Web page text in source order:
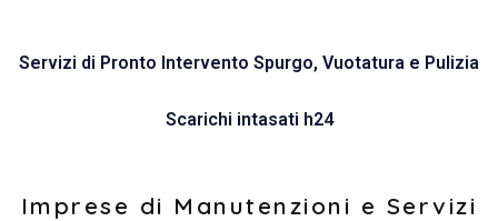
Servizi di Pronto Intervento Spurgo, Vuotatura e Pulizia
Scarichi intasati h24
Imprese di Manutenzioni e Servizi